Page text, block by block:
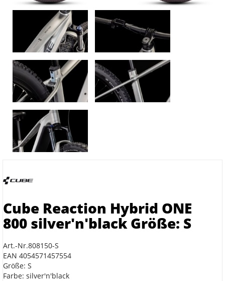
Cube Reaction Hybrid ONE
800 silver'n'black Größe: S
Art.-Nr.808150-S
EAN 4054571457554
Größe: S
Farbe: silver'n'black